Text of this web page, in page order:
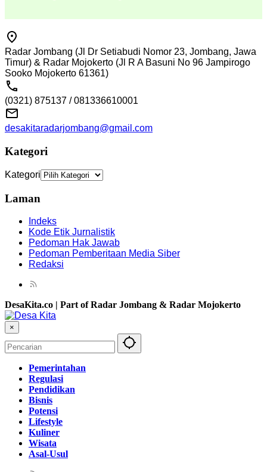
Radar Jombang (Jl Dr Setiabudi Nomor 23, Jombang, Jawa
Timur) & Radar Mojokerto (Jl R A Basuni No 96 Jampirogo
Sooko Mojokerto 61361)
(0321) 875137 / 081336610001
desakitaradarjombang@gmail.com
Kategori
Kategori
Laman
Indeks
Kode Etik Jurnalistik
Pedoman Hak Jawab
Pedoman Pemberitaan Media Siber
Redaksi
DesaKita.co | Part of Radar Jombang & Radar Mojokerto
×
Pemerintahan
Regulasi
Pendidikan
Bisnis
Potensi
Lifestyle
Kuliner
Wisata
Asal-Usul